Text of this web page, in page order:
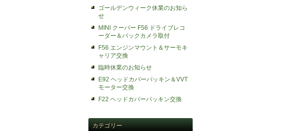
ゴールデンウィーク休業のお知ら
せ
MINI クーパー F56 ドライブレコ
ーダー＆バックカメラ取付
F56 エンジンマウント＆サーモキ
ャリア交換
臨時休業のお知らせ
E92 ヘッドカバーパッキン＆VVT
モーター交換
F22 ヘッドカバーパッキン交換
カテゴリー